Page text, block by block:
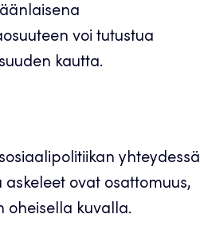
voi tutustua
kautta.
yhteydessä
ovat osattomuus,
oheisella kuvalla.